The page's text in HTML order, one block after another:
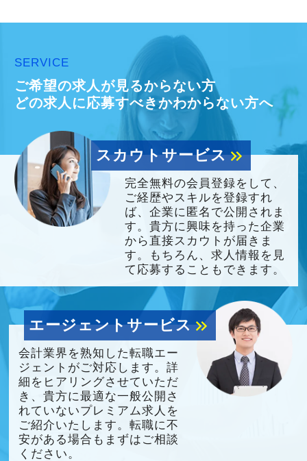
SERVICE
ご希望の求人が見るからない方
どの求人に応募すべきかわからない方へ
スカウトサービスkeyboard_double_arrow_right
完全無料の会員登録をして、
ご経歴やスキルを登録すれ
ば、企業に匿名で公開されま
す。貴方に興味を持った企業
から直接スカウトが届きま
す。もちろん、求人情報を見
て応募することもできます。
エージェントサービスkeyboard_double_arrow_right
会計業界を熟知した転職エー
ジェントがご対応します。詳
細をヒアリングさせていただ
き、貴方に最適な一般公開さ
れていないプレミアム求人を
ご紹介いたします。転職に不
安がある場合もまずはご相談
ください。